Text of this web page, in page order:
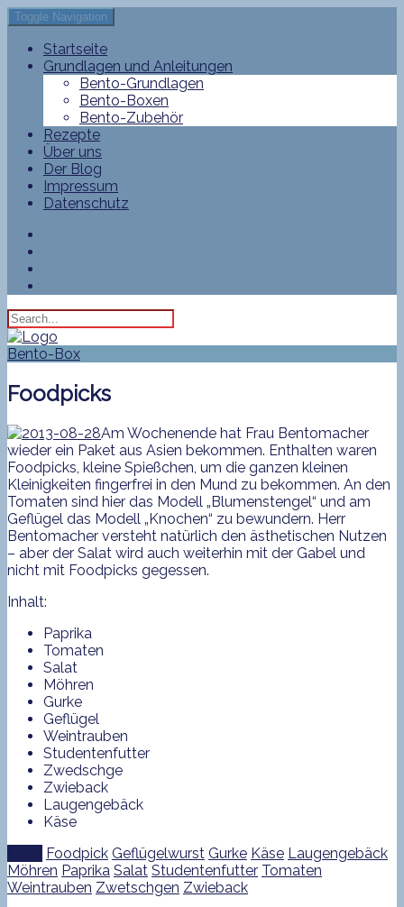
Toggle Navigation
Startseite
Grundlagen und Anleitungen
Bento-Grundlagen
Bento-Boxen
Bento-Zubehör
Rezepte
Über uns
Der Blog
Impressum
Datenschutz
Bento-Box
Foodpicks
Am Wochenende hat Frau Bentomacher
wieder ein Paket aus Asien bekommen. Enthalten waren
Foodpicks, kleine Spießchen, um die ganzen kleinen
Kleinigkeiten fingerfrei in den Mund zu bekommen. An den
Tomaten sind hier das Modell „Blumenstengel“ und am
Geflügel das Modell „Knochen“ zu bewundern. Herr
Bentomacher versteht natürlich den ästhetischen Nutzen
– aber der Salat wird auch weiterhin mit der Gabel und
nicht mit Foodpicks gegessen.
Inhalt:
Paprika
Tomaten
Salat
Möhren
Gurke
Geflügel
Weintrauben
Studentenfutter
Zwedschge
Zwieback
Laugengebäck
Käse
Foodpick Geflügelwurst Gurke Käse Laugengebäck
Möhren Paprika Salat Studentenfutter Tomaten
Weintrauben Zwetschgen Zwieback